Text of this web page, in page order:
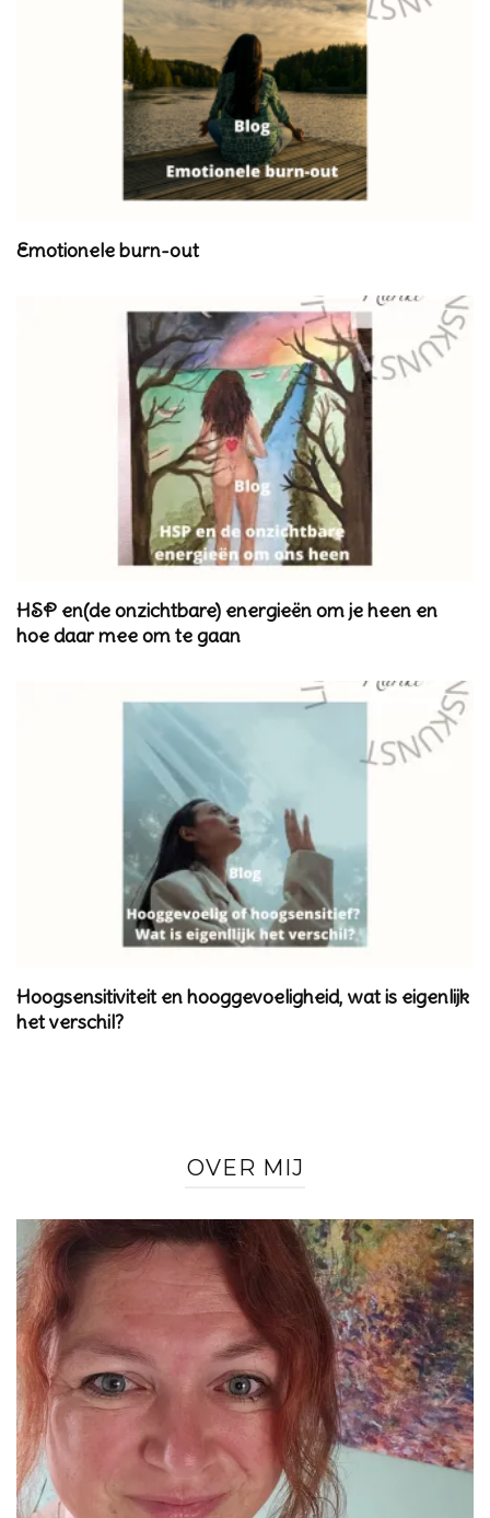
Emotionele burn-out
HSP en(de onzichtbare) energieën om je heen en
hoe daar mee om te gaan
Hoogsensitiviteit en hooggevoeligheid, wat is eigenlijk
het verschil?
OVER MIJ